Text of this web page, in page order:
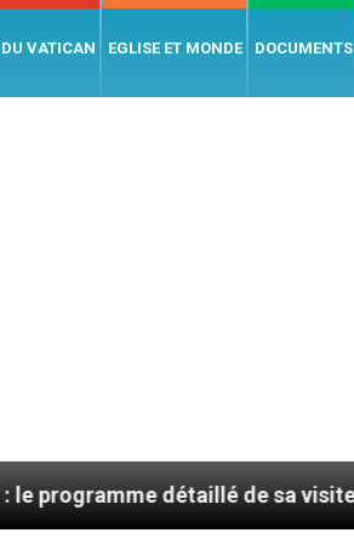
VATICAN EGLISE ET MONDE DOCUMENTS
de sa visite en septembre